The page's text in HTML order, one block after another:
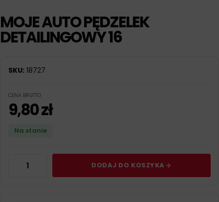
MOJE AUTO PĘDZELEK
DETAILINGOWY 16
SKU: 18727
CENA BRUTTO
9,80zł
Na stanie
DODAJ DO KOSZYKA